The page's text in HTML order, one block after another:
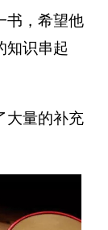
书，希望他
知识串起
大量的补充